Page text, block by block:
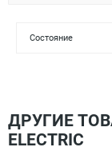
Состояние
ДРУГИЕ
ELECTRIC